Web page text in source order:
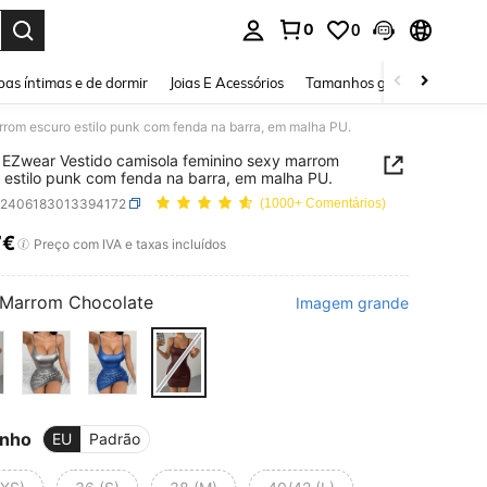
0 0
íntimas e de dormir Joias E Acessórios Tamanhos grandes
escuro estilo punk com fenda na barra, em malha PU.
EZwear Vestido camisola feminino sexy marrom
estilo punk com fenda na barra, em malha PU.
(1000+ Comentários)
AND AVAILABILITY
Preço com IVA e taxas incluídos
Marrom Chocolate Imagem grande
EU Padrão